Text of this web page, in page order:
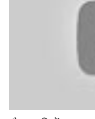
मनोरंजन